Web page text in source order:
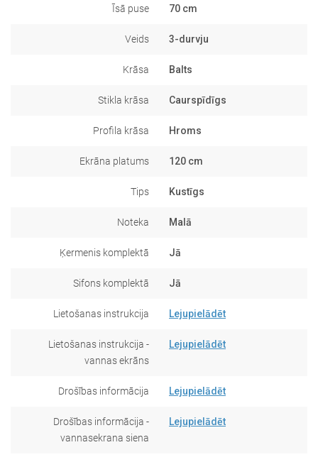
Īsā puse 70 cm
Veids 3-durvju
Krāsa Balts
Stikla krāsa Caurspīdīgs
Profila krāsa Hroms
Ekrāna platums 120 cm
Tips Kustīgs
Noteka Malā
Ķermenis komplektā Jā
Sifons komplektā Jā
Lietošanas instrukcija Lejupielādēt
Lietošanas instrukcija -
vannas ekrāns
Lejupielādēt
Drošības informācija Lejupielādēt
Drošības informācija -
vannasekrana siena
Lejupielādēt